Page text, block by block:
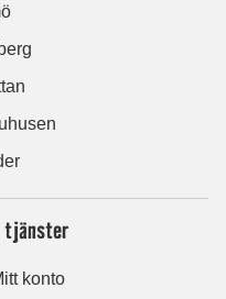
tjänster
konto